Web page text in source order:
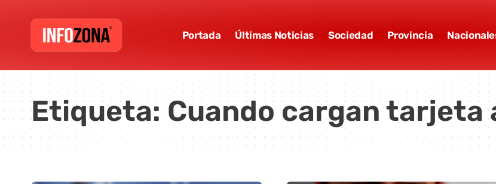
Portada Últimas Noticias Sociedad Provincia
Etiqueta:Cuando cargan tarjeta